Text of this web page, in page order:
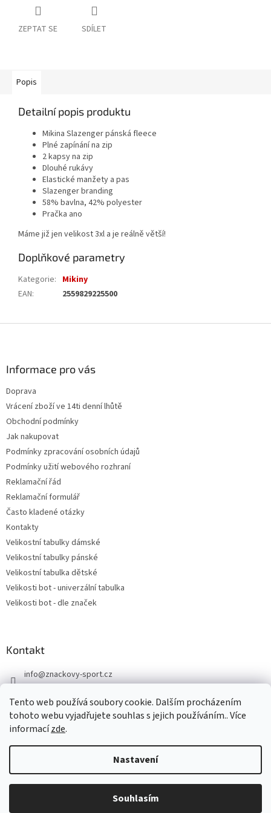
Tento web používá soubory cookie. Dalším procházením
tohoto webu vyjadřujete souhlas s jejich používáním.. Více
informacízde.
Nastavení
Souhlasím
DOVOLENÁ - objednávky přijaté nyní odešleme v pondělí 10.8.
ZEPTAT SE SDÍLET
Popis
Detailní popis produktu
Mikina Slazenger pánská fleece
Plné zapínání na zip
2 kapsy na zip
Dlouhé rukávy
Elastické manžety a pas
Slazenger branding
58% bavlna, 42% polyester
Pračka ano
Máme již jen velikost 3xl a je reálně větší!
Doplňkové parametry
Kategorie: Mikiny
EAN: 2559829225500
Informace pro vás
Doprava
Vrácení zboží ve 14ti denní lhůtě
Obchodní podmínky
Jak nakupovat
Podmínky zpracování osobních údajů
Podmínky užití webového rozhraní
Reklamační řád
Reklamační formulář
Často kladené otázky
Kontakty
Velikostní tabulky dámské
Velikostní tabulky pánské
Velikostní tabulka dětské
Velikosti bot - univerzální tabulka
Velikosti bot - dle značek
Kontakt
info@znackovy-sport.cz
Vytvořil Shoptet
Značkový sport. Všechna práva vyhrazena.